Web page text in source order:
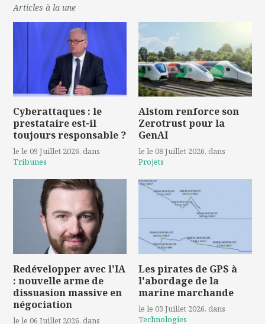
Articles à la une
Cyberattaques : le
prestataire est-il
toujours responsable ?
le le 09 Juillet 2026, dans
Tribunes
Alstom renforce son
Zerotrust pour la
GenAI
le le 08 Juillet 2026, dans
Projets
Redévelopper avec l'IA
: nouvelle arme de
dissuasion massive en
négociation
le le 06 Juillet 2026, dans
Les pirates de GPS à
l'abordage de la
marine marchande
le le 03 Juillet 2026, dans
Technologies